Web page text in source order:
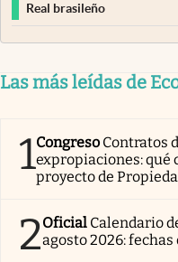
Real brasileño
Las más leídas de
1Congreso Contratos
expropiaciones: qué
proyecto de
2Oficial Calendario
agosto 2026: